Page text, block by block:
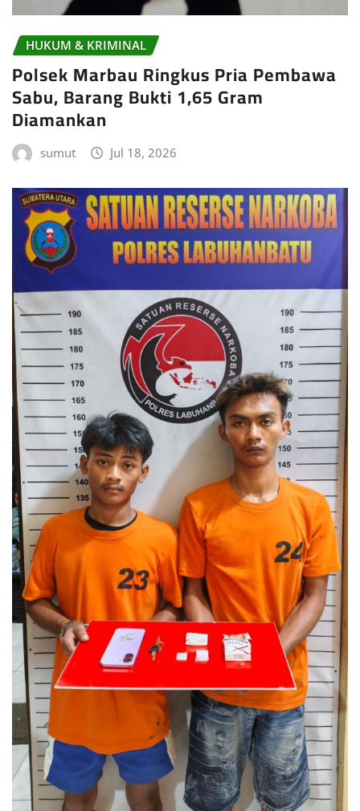
HUKUM & KRIMINAL
Polsek Marbau Ringkus Pria Pembawa
Sabu, Barang Bukti 1,65 Gram
Diamankan
sumut Jul 18, 2026